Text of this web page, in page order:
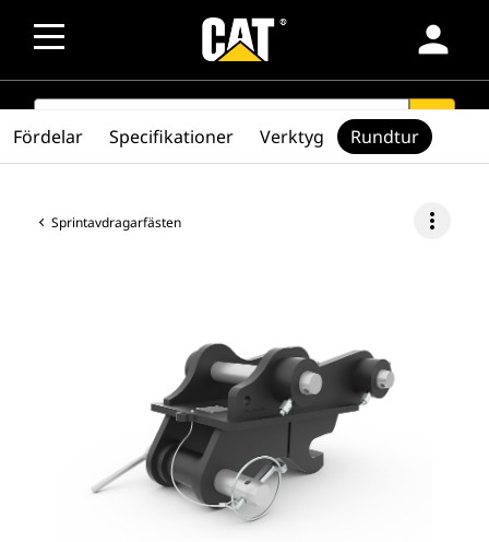
person
SEARCH search
Sprintavdragarfästen more_vert
Fördelar Specifikationer Verktyg Rundtur